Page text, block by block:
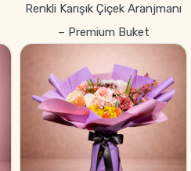
Renkli Karışık Çiçek Aranjmanı
– Premium Buket